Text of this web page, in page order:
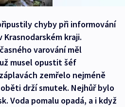
chyby při informování
kraji.
varování měl
musel opustit šéf
zemřelo nejméně
oběti drží smutek. Nejhůř bylo
Voda pomalu opadá, a i když